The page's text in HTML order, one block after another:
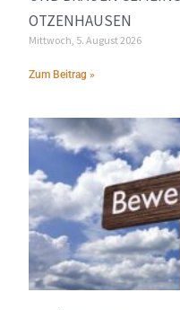
OTZENHAUSEN
Mittwoch, 5. August 2026
Zum Beitrag »